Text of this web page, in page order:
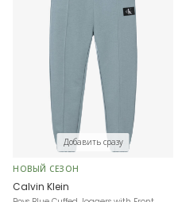
Добавить сразу
НОВЫЙ СЕЗОН
Calvin Klein